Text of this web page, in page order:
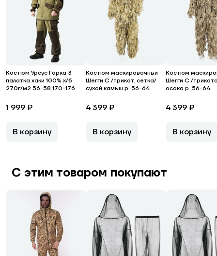
Костюм Урсус Горка 3
палатка хаки 100% х/б
270г/м2 56-58 170-176
1 999 ₽
В корзину
Костюм маскировочный
Шегги С /трикот. сетка/
сухой камыш р. 56-64
4 399 ₽
В корзину
Костюм
Шегги С /
осока р. 56-64
4 399 ₽
В корзину
С этим товаром покупают